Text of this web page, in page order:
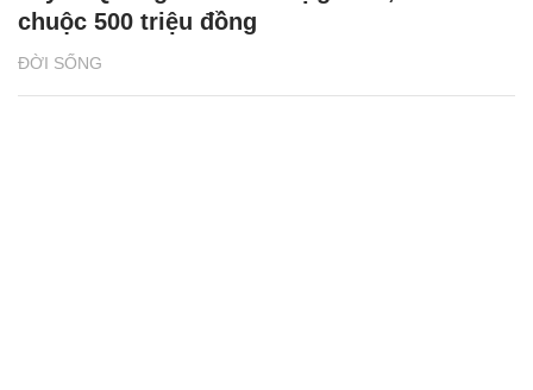
ĐỜI SỐNG
chuộc 500 triệu đồng